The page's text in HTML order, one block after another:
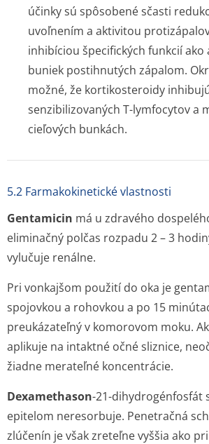
účinky sú spôsobené sčasti
uvoľnením a aktivitou
inhibíciou špecifických funkcií ako
buniek postihnutých zápalom.
možné, že kortikosteroidy
senzibilizovaných T-lymfocytov a
cieľových bunkách.
5.2 Farmakokinetické vlastnosti
Gentamicin má u zdravého
eliminačný polčas rozpadu 2 – 3
vylučuje renálne.
Pri vonkajšom použití do oka je
spojovkou a rohovkou a po 15
preukázateľný v komorovom moku.
aplikuje na intaktné očné sliznice,
žiadne merateľné koncentrácie.
Dexamethason-21-dihydrogénfosfát
epitelom neresorbuje. Penetračná
zlúčenín je však zreteľne vyššia ako